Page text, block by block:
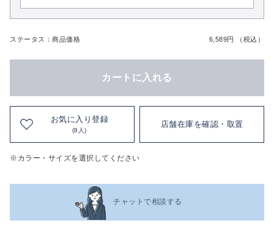
ステータス：商品価格 6,589円 （税込）
カートに入れる
お気に入り登録
(8人)
店舗在庫を確認・取置
※カラー・サイズを選択してください
チャットで相談する